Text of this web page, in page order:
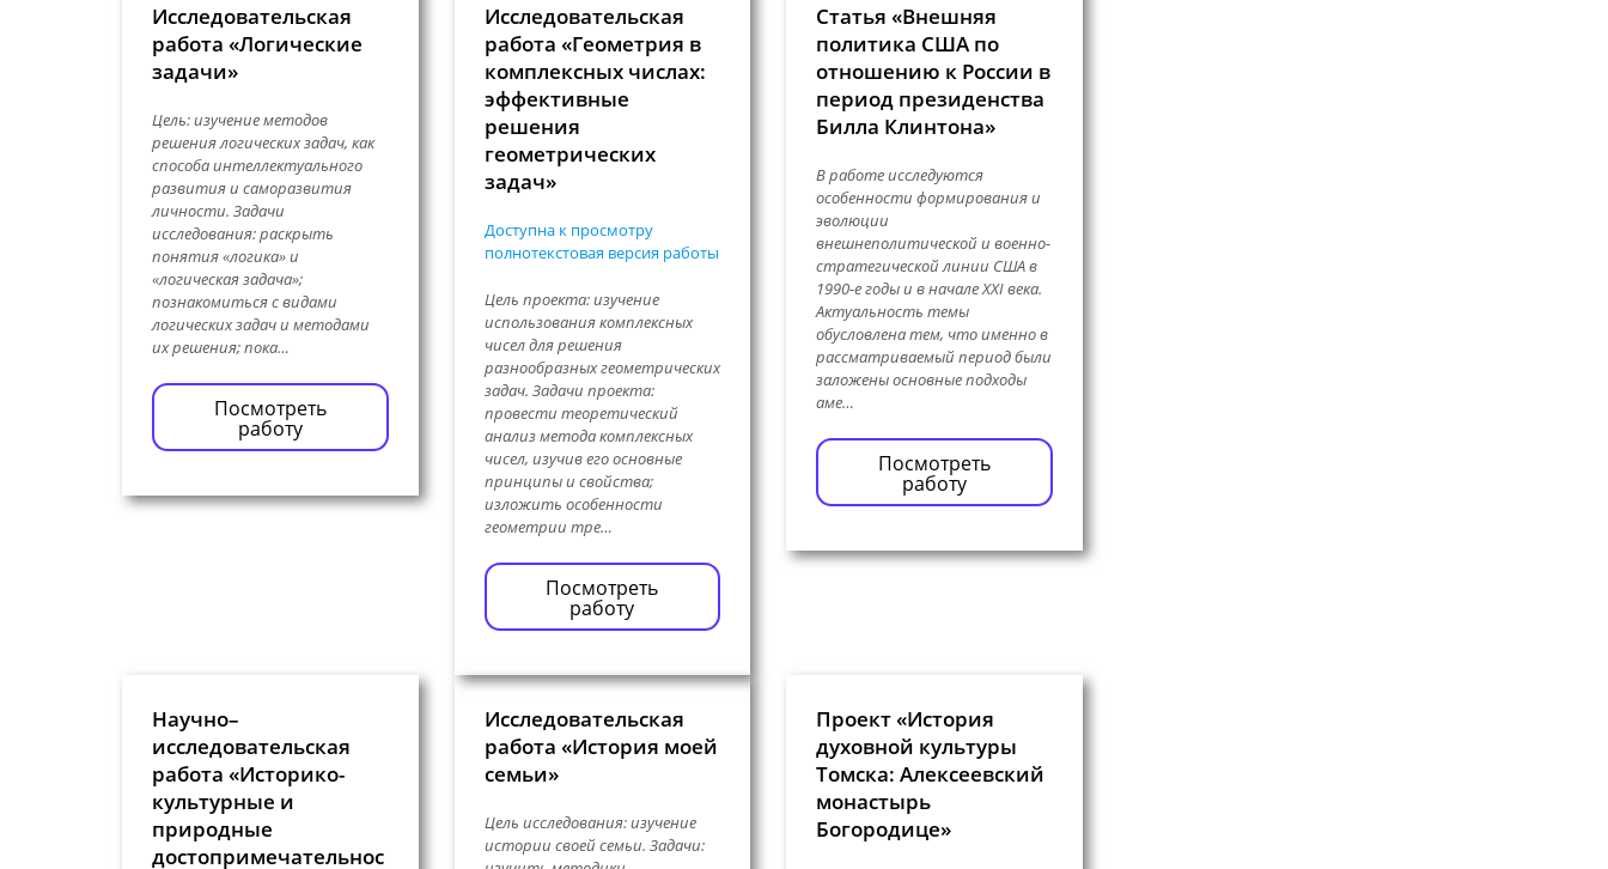
Исследовательская
работа «Логические
задачи»
Цель: изучение методов
решения логических задач, как
способа интеллектуального
развития и саморазвития
личности. Задачи
исследования: раскрыть
понятия «логика» и
«логическая задача»;
познакомиться с видами
логических задач и методами
их решения; пока…
Посмотреть
работу
Исследовательская
работа «Геометрия в
комплексных числах:
эффективные
решения
геометрических
задач»
Доступна к просмотру
полнотекстовая версия работы
Цель проекта: изучение
использования комплексных
чисел для решения
разнообразных геометрических
задач. Задачи проекта:
провести теоретический
анализ метода комплексных
чисел, изучив его основные
принципы и свойства;
изложить особенности
геометрии тре…
Посмотреть
работу
Статья «Внешняя
политика США по
отношению к России в
период президенства
Билла Клинтона»
В работе исследуются
особенности формирования и
эволюции
внешнеполитической и военно-
стратегической линии США в
1990-е годы и в начале XXI века.
Актуальность темы
обусловлена тем, что именно в
рассматриваемый период были
заложены основные подходы
аме…
Посмотреть
работу
Научно–
исследовательская
работа «Историко-
культурные и
природные
достопримечательнос
Исследовательская
работа «История моей
семьи»
Цель исследования: изучение
истории своей семьи. Задачи:
Проект «История
духовной культуры
Томска: Алексеевский
монастырь
Богородице»